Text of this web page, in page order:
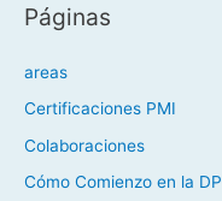
Páginas
areas
Certificaciones PMI
Colaboraciones
Cómo Comienzo en la DP